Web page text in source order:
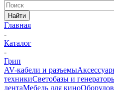
Найти
Главная
-
Каталог
-
Грип
AV-кабели и разъемы
техникиСветобазы и
лентаМебель для кино